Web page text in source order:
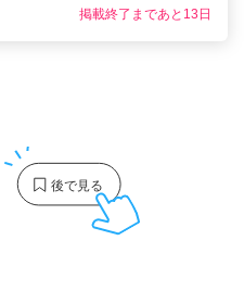
掲載終了まであと13日